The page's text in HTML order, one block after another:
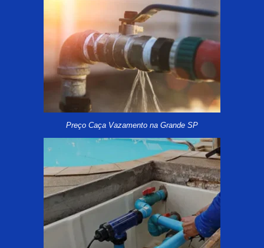
Preço Caça Vazamento na Grande SP